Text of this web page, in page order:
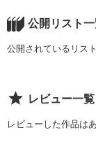
公開リスト
公開されているリス
レビュー一覧
レビューした作品は